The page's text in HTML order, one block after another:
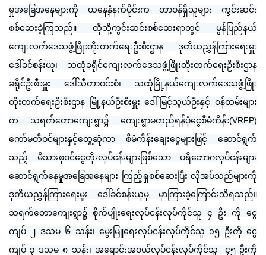
မှုအခြေအနေများကို ယနေ့နံနက်ပိုင်းက တာဝန်ရှိသူများ ကွင်းဆင်း
စစ်ဆေးခဲ့ကြသည်။ ထိုသို့ကွင်းဆင်းစစ်ဆေးရာတွင် မွန်ပြည်နယ်
ကျေးလက်ဒေသဖွံ့ဖြိုးတိုးတက်ရေးဦးစီးဌာန ဒုတိယညွှန်ကြားရေးမှူး
ဒေါ်ခင်စန်းယု၊ သထုံခရိုင်ကျေးလက်ဒေသဖွံ့ဖြိုးတိုးတက်ရေးဦးစီးဌာန
ခရိုင်ဦးစီးမှူး ဒေါ်သီတာဝင်းစံ၊ သထုံမြို့နယ်ကျေးလက်ဒေသဖွံ့ဖြိုး
တိုးတက်ရေးဦးစီးဌာန မြို့နယ်ဦးစီးမှူး ဒေါ်မြင့်သွယ်ဦးနှင့် ဝန်ထမ်းများ
က သရက်တောကျေးရွာ၌ ကျေးရွာမတည်ရန်ပုံငွေစီမံကိန်း(VRFP)
ကော်မတီဝင်များနှင့်တွေ့ဆုံကာ စီမံကိန်းချေးငွေများဖြင့် ဆောင်ရွက်
သည့် မိသားစုဝင်ငွေတိုးလုပ်ငန်းများဖြစ်သော ပရိဘောဂလုပ်ငန်းများ
ဆောင်ရွက်နေမှုအခြေအနေများ ကြည့်ရှုစစ်ဆေးပြီး လိုအပ်သည်များကို
ဒုတိယညွှန်ကြားရေးမှူး ဒေါ်ခင်စန်းယုမှ မှာကြားခဲ့ကြောင်းသိရသည်။
သရက်တောကျေးရွာ၌ စိုက်ပျိုးရေးလုပ်ငန်းလုပ်ကိုင်သူ ၄ ဦး ကို ငွေ
ကျပ် ၂ ဒသမ ၆ သန်း၊ မွေးမြူရေးလုပ်ငန်းလုပ်ကိုင်သူ ၁၅ ဦးကို ငွေ
ကျပ် ၃ ဒသမ ၈ သန်း၊ အရောင်းအဝယ်လုပ်ငန်းလုပ်ကိုင်သူ ၄၅ ဦးကို